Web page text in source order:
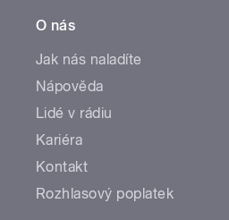
O nás
Jak nás naladíte
Nápověda
Lidé v rádiu
Kariéra
Kontakt
Rozhlasový poplatek